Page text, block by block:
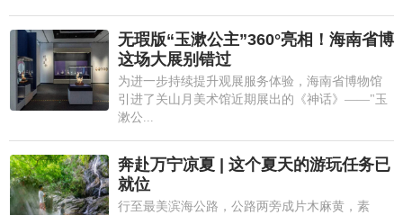
无瑕版“玉漱公主”360°亮相！海南省博
这场大展别错过
为进一步持续提升观展服务体验，海南省博物馆
引进了关山月美术馆近期展出的《神话》——"玉
漱公...
奔赴万宁凉夏 | 这个夏天的游玩任务已
就位
行至最美滨海公路，公路两旁成片木麻黄，素